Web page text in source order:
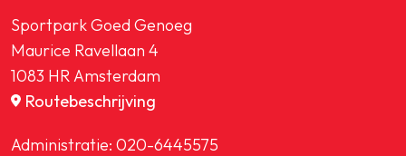
Sportpark Goed Genoeg
Maurice Ravellaan 4
1083 HR Amsterdam
Routebeschrijving
Administratie: 020-6445575